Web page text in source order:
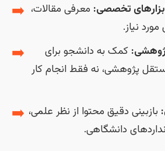
➡️ تخصصی: معرفی مقالات،
نیاز.
➡️
کمک به دانشجو برای
پژوهشی، نه فقط انجام کار
➡️ بازبینی دقیق محتوا از نظر علمی،
دانشگاهی.